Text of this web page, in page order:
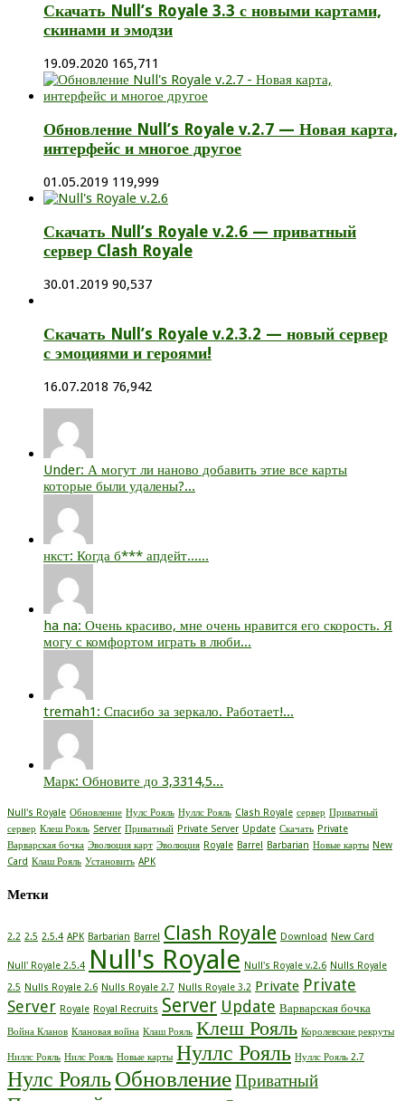
Скачать Null’s Royale 3.3 с новыми картами,
скинами и эмодзи
19.09.2020 165,711
Обновление Null’s Royale v.2.7 — Новая карта,
интерфейс и многое другое
01.05.2019 119,999
Скачать Null’s Royale v.2.6 — приватный
сервер Clash Royale
30.01.2019 90,537
Скачать Null’s Royale v.2.3.2 — новый сервер
с эмоциями и героями!
16.07.2018 76,942
Under: А могут ли наново добавить этие все карты
которые были удалены?...
нкст: Когда б*** апдейт......
ha na: Очень красиво, мне очень нравится его скорость. Я
могу с комфортом играть в люби...
tremah1: Спасибо за зеркало. Работает!...
Марк: Обновите до 3,3314,5...
Null's Royale Обновление Нулс Рояль Нуллс Рояль Clash Royale сервер Приватный
сервер Клеш Рояль Server Приватный Private Server Update Скачать Private
Варварская бочка Эволюция карт Эволюция Royale Barrel Barbarian Новые карты New
Card Клаш Рояль Установить APK
Метки
2.2 2.5 2.5.4 APK Barbarian Barrel Clash Royale Download New Card
Null' Royale 2.5.4 Null's Royale Null's Royale v.2.6 Nulls Royale
2.5 Nulls Royale 2.6 Nulls Royale 2.7 Nulls Royale 3.2 Private Private
Server Royale Royal Recruits Server Update Варварская бочка
Война Кланов Клановая война Клаш Рояль Клеш Рояль Королевские рекруты
Ниллс Рояль Нилс Рояль Новые карты Нуллс Рояль Нуллс Рояль 2.7
Нулс РояльОбновлениеПриватный